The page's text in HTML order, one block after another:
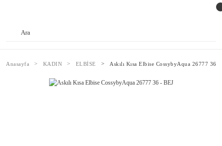
Anasayfa KADIN ELBİSE Askılı Kısa Elbise CossybyAqua 26777 36 -